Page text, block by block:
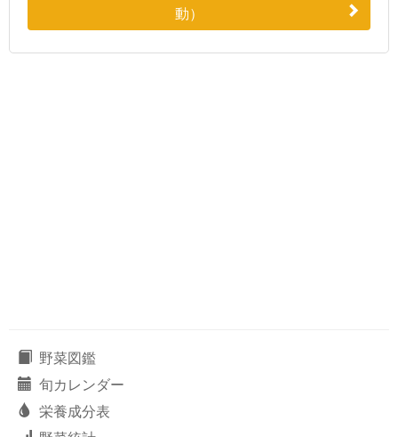
動）
野菜図鑑
旬カレンダー
栄養成分表